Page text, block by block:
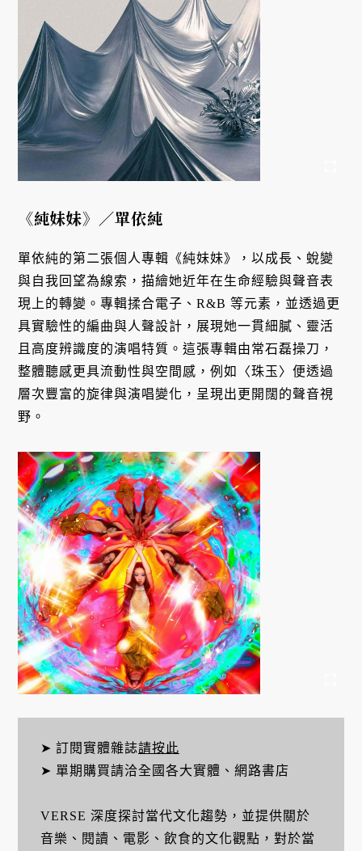
《純妹妹》 ／單依純
單依純的第二張個人專輯《純妹妹》，以成長、蛻變
與自我回望為線索，描繪她近年在生命經驗與聲音表
現上的轉變。專輯揉合電子、R&B 等元素，並透過更
具實驗性的編曲與人聲設計，展現她一貫細膩、靈活
且高度辨識度的演唱特質。這張專輯由常石磊操刀，
整體聽感更具流動性與空間感，例如〈珠玉〉便透過
層次豐富的旋律與演唱變化，呈現出更開闊的聲音視
野。
➤ 訂閱實體雜誌請按此
➤ 單期購買請洽全國各大實體、網路書店
VERSE 深度探討當代文化趨勢，並提供關於
音樂、閱讀、電影、飲食的文化觀點，對於當